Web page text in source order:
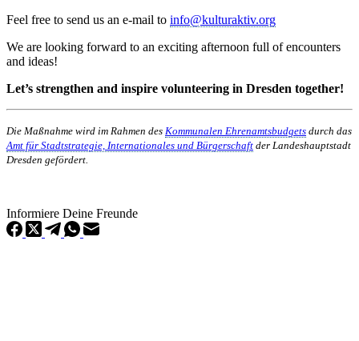
Feel free to send us an e-mail to info@kulturaktiv.org
We are looking forward to an exciting afternoon full of encounters
and ideas!
Let’s strengthen and inspire volunteering in Dresden together!
Die Maßnahme wird im Rahmen des Kommunalen Ehrenamtsbudgets durch das
Amt für Stadtstrategie, Internationales und Bürgerschaft der Landeshauptstadt
Dresden gefördert.
Informiere Deine Freunde